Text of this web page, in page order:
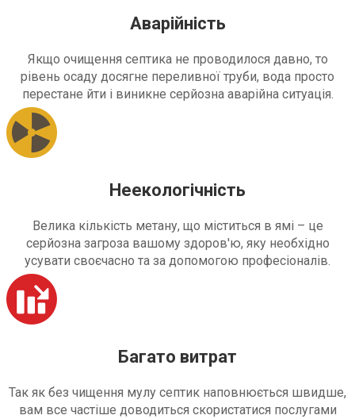
Аварійність
Якщо очищення септика не проводилося давно, то
рівень осаду досягне переливної труби, вода просто
перестане йти і виникне серйозна аварійна ситуація.
Неекологічність
Велика кількість метану, що міститься в ямі – це
серйозна загроза вашому здоров'ю, яку необхідно
усувати своєчасно та за допомогою професіоналів.
Багато витрат
Так як без чищення мулу септик наповнюється швидше,
вам все частіше доводиться скористатися послугами